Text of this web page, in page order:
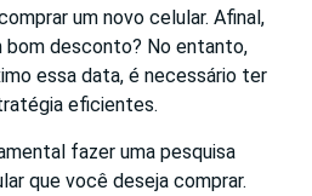
um novo celular. Afinal,
bom desconto? No entanto,
essa data, é necessário ter
eficientes.
fazer uma pesquisa
que você deseja comprar.